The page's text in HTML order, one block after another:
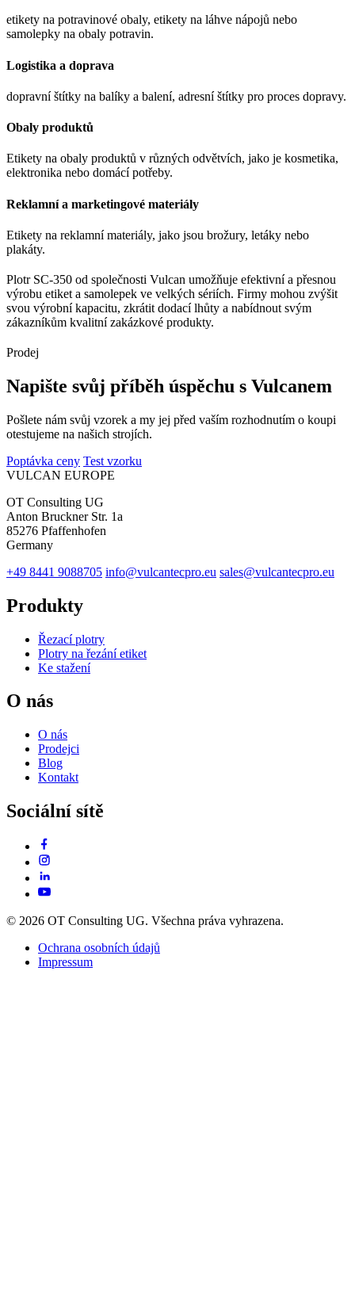
etikety na potravinové obaly, etikety na láhve nápojů nebo
samolepky na obaly potravin.
Logistika a doprava
dopravní štítky na balíky a balení, adresní štítky pro proces dopravy.
Obaly produktů
Etikety na obaly produktů v různých odvětvích, jako je kosmetika,
elektronika nebo domácí potřeby.
Reklamní a marketingové materiály
Etikety na reklamní materiály, jako jsou brožury, letáky nebo
plakáty.
Plotr SC-350 od společnosti Vulcan umožňuje efektivní a přesnou
výrobu etiket a samolepek ve velkých sériích. Firmy mohou zvýšit
svou výrobní kapacitu, zkrátit dodací lhůty a nabídnout svým
zákazníkům kvalitní zakázkové produkty.
Prodej
Napište svůj příběh úspěchu s Vulcanem
Pošlete nám svůj vzorek a my jej před vaším rozhodnutím o koupi
otestujeme na našich strojích.
Poptávka ceny Test vzorku
VULCAN EUROPE
OT Consulting UG
Anton Bruckner Str. 1a
85276 Pfaffenhofen
Germany
+49 8441 9088705 info@vulcantecpro.eu sales@vulcantecpro.eu
Produkty
Řezací plotry
Plotry na řezání etiket
Ke stažení
O nás
O nás
Prodejci
Blog
Kontakt
Sociální sítě
© 2026 OT Consulting UG. Všechna práva vyhrazena.
Ochrana osobních údajů
Impressum